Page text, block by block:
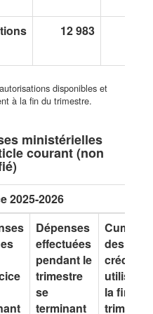
12 983
disponibles et
à la fin du trimestre.
ministérielles
courant (non
2025-2026
Dépenses
effectuées
pendant le
trimestre
se
terminant
Cumul
des
crédits
utilisés à
la fin du
trimestre